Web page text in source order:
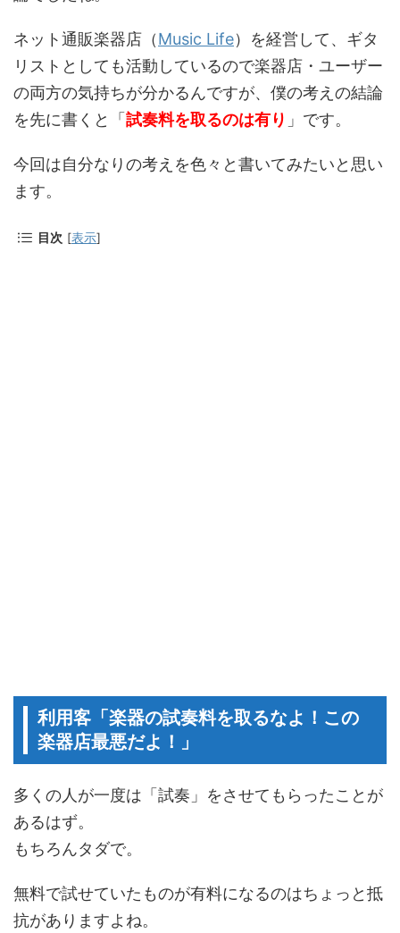
ネット通販楽器店（Music Life）を経営して、ギタ
リストとしても活動しているので楽器店・ユーザー
の両方の気持ちが分かるんですが、僕の考えの結論
を先に書くと「 試奏料を取るのは有り 」です。
今回は自分なりの考えを色々と書いてみたいと思い
ます。
目次 [表示]
利用客「楽器の試奏料を取るなよ！この
楽器店最悪だよ！」
多くの人が一度は「試奏」をさせてもらったことが
あるはず。
もちろんタダで。
無料で試せていたものが有料になるのはちょっと抵
抗がありますよね。